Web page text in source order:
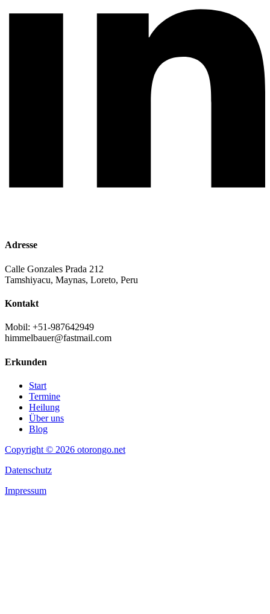
Adresse
Calle Gonzales Prada 212
Tamshiyacu, Maynas, Loreto, Peru
Kontakt
Mobil: +51-987642949
himmelbauer@fastmail.com
Erkunden
Start
Termine
Heilung
Über uns
Blog
Copyright © 2026 otorongo.net
Datenschutz
Impressum